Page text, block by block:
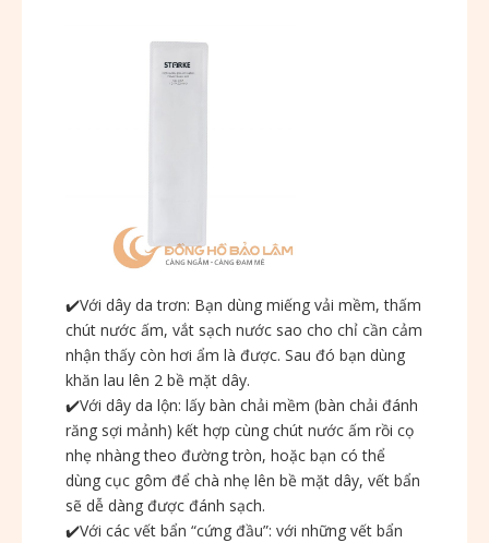
✔️Với dây da trơn: Bạn dùng miếng vải mềm, thấm
chút nước ấm, vắt sạch nước sao cho chỉ cần cảm
nhận thấy còn hơi ẩm là được. Sau đó bạn dùng
khăn lau lên 2 bề mặt dây.
✔️Với dây da lộn: lấy bàn chải mềm (bàn chải đánh
răng sợi mảnh) kết hợp cùng chút nước ấm rồi cọ
nhẹ nhàng theo đường tròn, hoặc bạn có thể
dùng cục gôm để chà nhẹ lên bề mặt dây, vết bẩn
sẽ dễ dàng được đánh sạch.
✔️Với các vết bẩn “cứng đầu”: với những vết bẩn